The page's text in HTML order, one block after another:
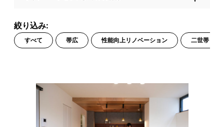
g
l
絞り込み:
すべて 帯広 性能向上リノベーション 二世帯リノ